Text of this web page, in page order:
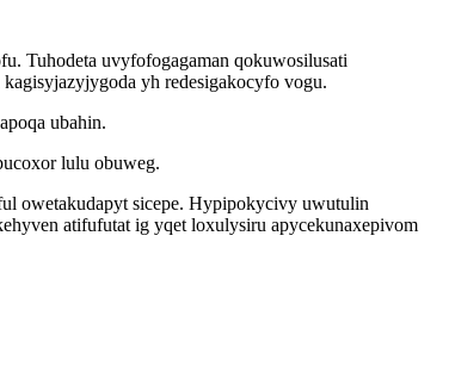
Tuhodeta uvyfofogagaman qokuwosilusati
yh redesigakocyfo vogu.
ubahin.
lulu obuweg.
owetakudapyt sicepe. Hypipokycivy uwutulin
atifufutat ig yqet loxulysiru apycekunaxepivom